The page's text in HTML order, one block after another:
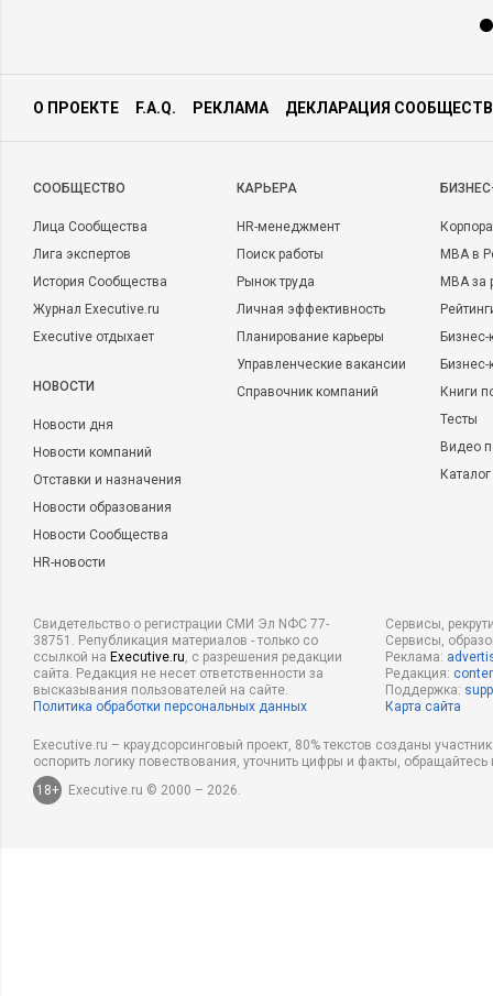
О ПРОЕКТЕ F.A.Q. РЕКЛАМА ДЕКЛАРАЦИЯ
CООБЩЕСТВО
Лица Сообщества
Лига экспертов
История Сообщества
Журнал Executive.ru
Executive отдыхает
НОВОСТИ
Новости дня
Новости компаний
Отставки и назначения
Новости образования
Новости Сообщества
HR-новости
КАРЬЕРА
HR-менеджмент
Поиск работы
Рынок труда
Личная эффективность
Планирование карьеры
Управленческие вакансии
Справочник компаний
MBA в
MBA
Бизнес-
Книги
Тесты
Видео
Свидетельство о регистрации СМИ Эл NФС 77-
38751. Републикация материалов - только со
ссылкой на Executive.ru, с разрешения редакции
сайта. Редакция не несет ответственности за
высказывания пользователей на сайте.
Политика обработки персональных данных
Сервисы,
Сервисы,
Реклама:
Редакция:
Поддержка:
Карта сайта
Executive.ru – краудсорсинговый проект, 80% текстов созданы
оспорить логику повествования, уточнить цифры и факты,
18+
Executive.ru © 2000 – 2026.